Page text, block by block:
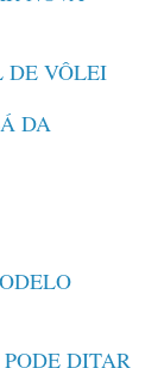
DE VÔLEI
DA
DITAR